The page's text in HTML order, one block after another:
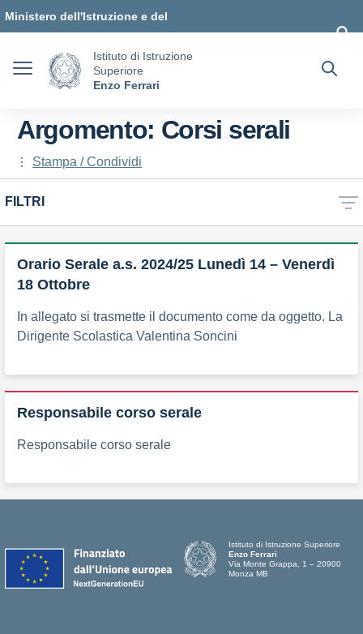
Ministero dell'Istruzione e del
Istituto di Istruzione
Superiore
Enzo Ferrari
Argomento: Corsi serali
Stampa / Condividi
FILTRI
Orario Serale a.s. 2024/25 Lunedì 14 – Venerdì
18 Ottobre
In allegato si trasmette il documento come da oggetto. La
Dirigente Scolastica Valentina Soncini
Responsabile corso serale
Responsabile corso serale
Istituto di Istruzione Superiore
Enzo Ferrari
Via Monte Grappa, 1 – 20900
Monza MB